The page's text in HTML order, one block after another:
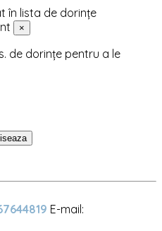
în lista de dorințe
×
de dorințe pentru a le
E-mail: